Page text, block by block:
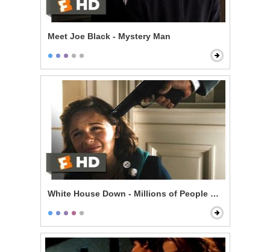
Meet Joe Black - Mystery Man
White House Down - Millions of People Are Gonna Die